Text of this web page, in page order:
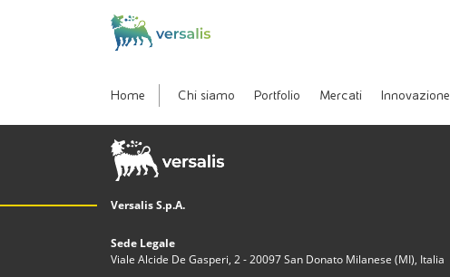
Home Chi siamo Portfolio Mercati Innovazione
Versalis S.p.A.
Sede Legale
Viale Alcide De Gasperi, 2 - 20097 San Donato Milanese (MI), Italia